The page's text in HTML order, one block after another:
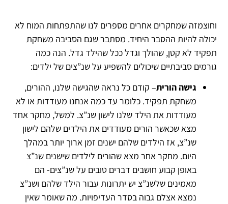
וחוצמזה שמחקרים אחרים מספרים לנו שהתפתחות המוח לא
יכולה להיות ההסבר היחיד. מסתבר שגם הסביבה משחקת
תפקיד לא קטן, שהולך וגדל ככל שהילד גדל. הנה כמה
גורמים סביבתיים שיכולים להשפיע על שנ”צים של ילדים:
גישה הורית– קודם כל נראה שהגישה שלנו, ההורים,
משחקת תפקיד. כלומר עד כמה אנחנו מעודדות או לא
מעודדות את הילד שלנו לישון שנ”צ. למשל, מחקר אחד
מצא שכאשר הורים מעודדים את הילדים שלהם לישון
שנ”צ, אז הילדים שלהם ישנים זמן ארוך יותר במהלך
היום. מחקר אחר מצא שהורים לילדים שישנים שנ”צ
באופן קבוע חושבים דברים טובים על שנ”צים- הם
מאמינים שלשנ”צ יש יתרונות עבור הילד שלהם ושנ”צ
נמצא אצלם גבוה בסדר העדיפויות. מה שאומר שאין